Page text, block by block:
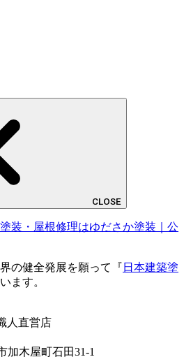
CLOSE
の健全発展を願って『 日本建築塗
ます。
人直営店
加木屋町石田31-1